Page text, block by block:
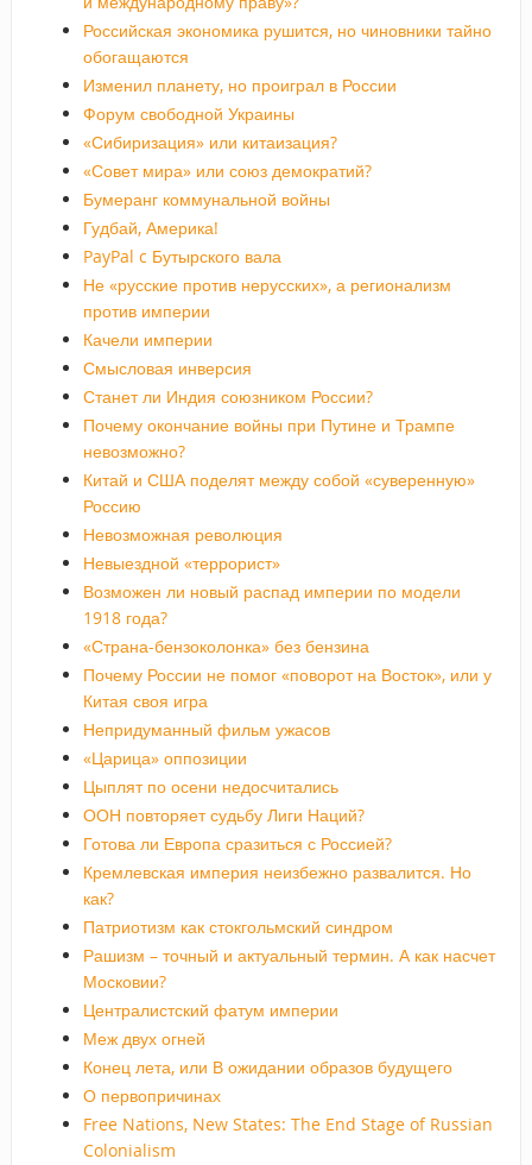
Российская экономика рушится, но чиновники тайно
обогащаются
Изменил планету, но проиграл в России
Форум свободной Украины
«Сибиризация» или китаизация?
«Совет мира» или союз демократий?
Бумеранг коммунальной войны
Гудбай, Америка!
PayPal c Бутырского вала
Не «русские против нерусских», а регионализм
против империи
Качели империи
Смысловая инверсия
Станет ли Индия союзником России?
Почему окончание войны при Путине и Трампе
невозможно?
Китай и США поделят между собой «суверенную»
Россию
Невозможная революция
Невыездной «террорист»
Возможен ли новый распад империи по модели
1918 года?
«Страна-бензоколонка» без бензина
Почему России не помог «поворот на Восток», или у
Китая своя игра
Непридуманный фильм ужасов
«Царица» оппозиции
Цыплят по осени недосчитались
ООН повторяет судьбу Лиги Наций?
Готова ли Европа сразиться с Россией?
Кремлевская империя неизбежно развалится. Но
как?
Патриотизм как стокгольмский синдром
Рашизм – точный и актуальный термин. А как насчет
Московии?
Централистский фатум империи
Меж двух огней
Конец лета, или В ожидании образов будущего
О первопричинах
Free Nations, New States: The End Stage of Russian
Colonialism